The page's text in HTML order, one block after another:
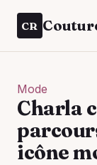
CR
Mode
Charla
icône